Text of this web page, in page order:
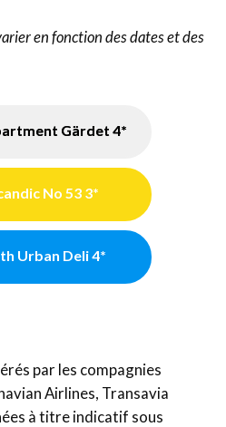
en fonction des dates et des
Gärdet 4*
No 53 3*
Urban Deli 4*
par les compagnies
Airlines, Transavia
à titre indicatif sous